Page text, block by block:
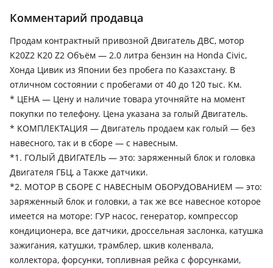
поколение рестайлинг (FN/FK/FD/FA), 2003 - 2006 7
поколение рестайлинг (EU/EP/EV/EM2/ES/ET)
Комментарий продавца
Продам контрактный привозной Двигатель ДВС, мотор
K20Z2 K20 Z2 Объём — 2.0 литра бензин на Honda Civic,
Хонда Цивик из Японии без пробега по Казахстану. В
отличном состоянии с пробегами от 40 до 120 тыс. Км.
* ЦЕНА — Цену и наличие товара уточняйте на момент
покупки по телефону. Цена указана за голый Двигатель.
* КОМПЛЕКТАЦИЯ — Двигатель продаем как голый — без
навесного, так и в сборе — с навесным.
*1. ГОЛЫЙ ДВИГАТЕЛЬ — это: заряженный блок и головка
Двигателя ГБЦ, а Также датчики.
*2. МОТОР В СБОРЕ С НАВЕСНЫМ ОБОРУДОВАНИЕМ — это:
заряженный блок и головки, а так же все навесное которое
имеется на моторе: ГУР насос, генератор, компрессор
кондиционера, все датчики, дроссельная заслонка, катушка
зажигания, катушки, трамблер, шкив коленвала,
коллектора, форсунки, топливная рейка с форсунками,